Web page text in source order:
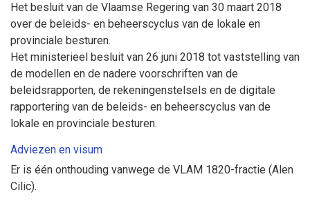
Het besluit van de Vlaamse Regering van 30 maart 2018
over de beleids- en beheerscyclus van de lokale en
provinciale besturen.
Het ministerieel besluit van 26 juni 2018 tot vaststelling van
de modellen en de nadere voorschriften van de
beleidsrapporten, de rekeningenstelsels en de digitale
rapportering van de beleids- en beheerscyclus van de
lokale en provinciale besturen.
Adviezen en visum
Er is één onthouding vanwege de VLAM 1820-fractie (Alen
Cilic).